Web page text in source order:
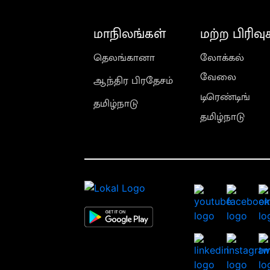
மாநிலங்கள்
தெலங்கானா
ஆந்திர பிரதேசம்
தமிழ்நாடு
மற்ற
லோக்கல்
வேலை
டிரெண்டிங்
தமிழ்நாடு